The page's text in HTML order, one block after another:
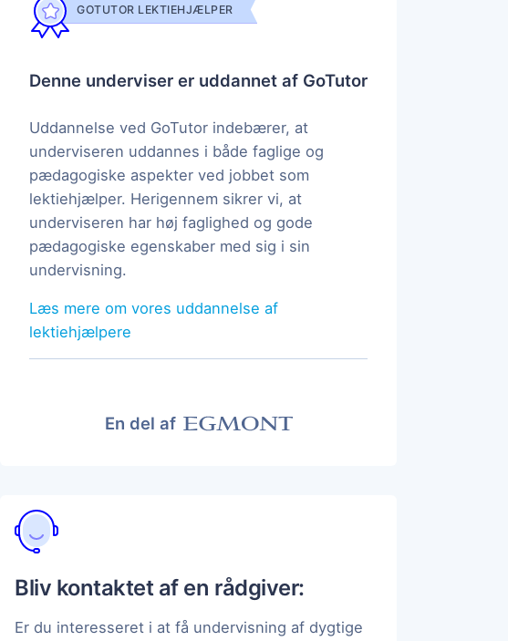
GOTUTOR LEKTIEHJÆLPER
Denne underviser er uddannet af GoTutor
Uddannelse ved GoTutor indebærer, at
underviseren uddannes i både faglige og
pædagogiske aspekter ved jobbet som
lektiehjælper. Herigennem sikrer vi, at
underviseren har høj faglighed og gode
pædagogiske egenskaber med sig i sin
undervisning.
Læs mere om vores uddannelse af
lektiehjælpere
En del af
Bliv kontaktet af en rådgiver:
Er du interesseret i at få undervisning af dygtige